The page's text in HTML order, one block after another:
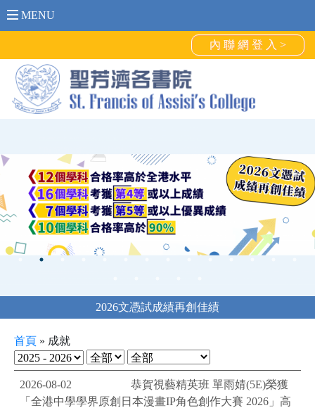
MENU
內 聯 網 登 入 >
2026文憑試成績再創佳績
首頁 » 成就
2026-08-02
恭賀視藝精英班 單雨婧(5E)榮獲
「全港中學學界原創日本漫畫IP角色創作大賽 2026」高